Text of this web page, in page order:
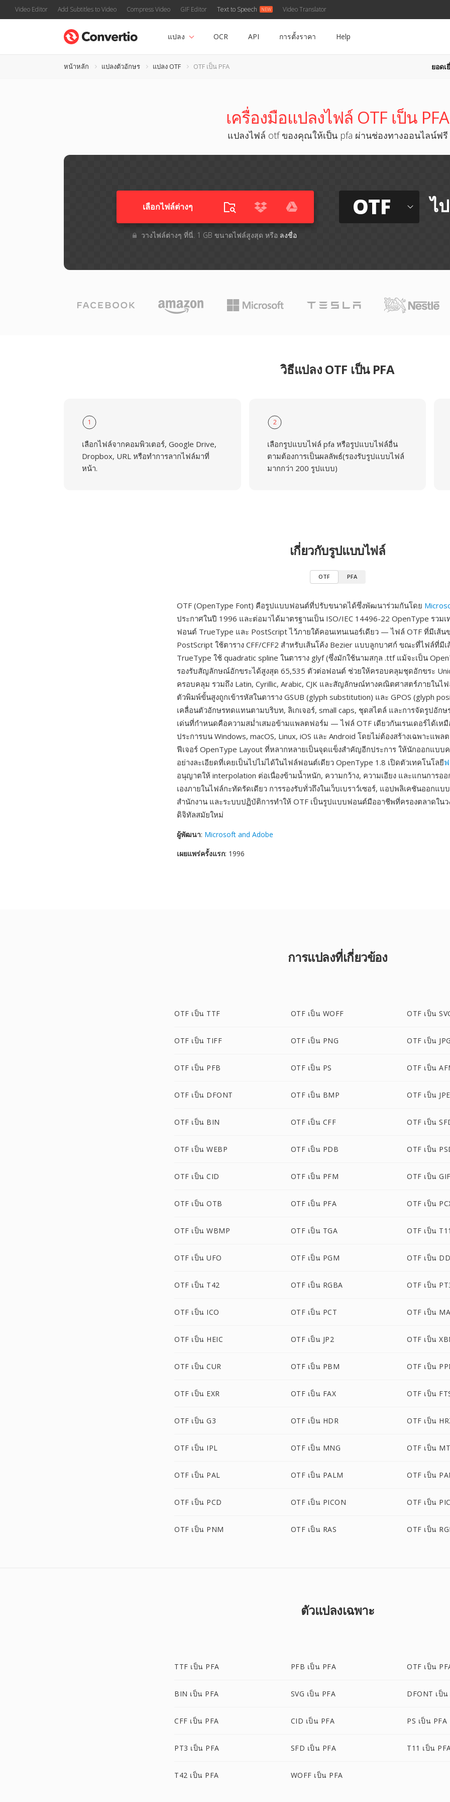
Video Editor Add Subtitles to Video Compress Video GIF Editor Text to Speech Video Translator
แปลง OCR API การตั้งราคา Help
หน้าหลัก แปลงตัวอักษร แปลง OTF OTF เป็น PFA ยอดเ
เครื่องมือแปลงไฟล์ OTF เป็น PFA
แปลงไฟล์ otf ของคุณให้เป็น pfa ผ่านช่องทางออนไลน์ฟรี
เลือกไฟล์ต่างๆ​
วางไฟล์ต่างๆ​ ที่นี่. 1 GB ขนาดไฟล์สูงสุด หรือ ลงชื่อ
OTF ไ
วิธีแปลง OTF เป็น PFA
1
เลือกไฟล์จากคอมพิวเตอร์, Google Drive,
Dropbox, URL หรือทำการลากไฟล์มาที่
หน้า.
2
เลือกรูปแบบไฟล์ pfa หรือรูปแบบไฟล์อื่น
ตามต้องการเป็นผลลัพธ์(รองรับรูปแบบไฟล์
มากกว่า 200 รูปแบบ)
เกี่ยวกับรูปแบบไฟล์
OTF PFA
OTF (OpenType Font) คือรูปแบบฟอนต์ที่ปรับขนาดได้ซึ่งพัฒนาร่วมกันโดย
ประกาศในปี 1996 และต่อมาได้มาตรฐานเป็น ISO/IEC 14496-22 OpenType รวมเ
ฟอนต์ TrueType และ PostScript ไว้ภายใต้คอนเทนเนอร์เดียว — ไฟล์ OTF ที่มีเส้น
PostScript ใช้ตาราง CFF/CFF2 สำหรับเส้นโค้ง Bezier แบบลูกบาศก์ ขณะที่ไฟล์ที่มี
TrueType ใช้ quadratic spline ในตาราง glyf (ซึ่งมักใช้นามสกุล .ttf แม้จะเป็น
รองรับสัญลักษณ์อักขระได้สูงสุด 65,535 ตัวต่อฟอนต์ ช่วยให้ครอบคลุมชุดอักขระ
ครอบคลุม รวมถึง Latin, Cyrillic, Arabic, CJK และสัญลักษณ์ทางคณิตศาสตร์ภายในไฟ
ตัวพิมพ์ขั้นสูงถูกเข้ารหัสในตาราง GSUB (glyph substitution) และ GPOS (glyph
เคลื่อนตัวอักษรทดแทนตามบริบท, ลิเกเจอร์, small caps, ชุดสไตล์ และการจัดรูปอัก
เด่นที่กำหนดคือความสม่ำเสมอข้ามแพลตฟอร์ม — ไฟล์ OTF เดียวกันเรนเดอร์ได้เห
ประการบน Windows, macOS, Linux, iOS และ Android โดยไม่ต้องสร้างเฉพาะแพล
ฟีเจอร์ OpenType Layout ที่หลากหลายเป็นจุดแข็งสำคัญอีกประการ ให้นักออกแบ
อย่างละเอียดที่เคยเป็นไปไม่ได้ในไฟล์ฟอนต์เดียว OpenType 1.8 เปิดตัวเทคโนโลยี
อนุญาตให้ interpolation ต่อเนื่องข้ามน้ำหนัก, ความกว้าง, ความเอียง และแกนการอ
เองภายในไฟล์กะทัดรัดเดียว การรองรับทั่วถึงในเว็บเบราว์เซอร์, แอปพลิเคชันออกแ
สำนักงาน และระบบปฏิบัติการทำให้ OTF เป็นรูปแบบฟอนต์มืออาชีพที่ครองตลาดใน
ดิจิทัลสมัยใหม่
ผู้พัฒนา: Microsoft and Adobe
เผยแพร่ครั้งแรก: 1996
การแปลงที่เกี่ยวข้อง
OTF เป็น TTF OTF เป็น WOFF OTF เป็น
OTF เป็น TIFF OTF เป็น PNG OTF เป็น JPG
OTF เป็น PFB OTF เป็น PS OTF เป็น
OTF เป็น DFONT OTF เป็น BMP OTF เป็น
OTF เป็น BIN OTF เป็น CFF OTF เป็น
OTF เป็น WEBP OTF เป็น PDB OTF เป็น
OTF เป็น CID OTF เป็น PFM OTF เป็น GIF
OTF เป็น OTB OTF เป็น PFA OTF เป็น
OTF เป็น WBMP OTF เป็น TGA OTF เป็น T11
OTF เป็น UFO OTF เป็น PGM OTF เป็น
OTF เป็น T42 OTF เป็น RGBA OTF เป็น
OTF เป็น ICO OTF เป็น PCT OTF เป็น
OTF เป็น HEIC OTF เป็น JP2 OTF เป็น
OTF เป็น CUR OTF เป็น PBM OTF เป็น
OTF เป็น EXR OTF เป็น FAX OTF เป็น
OTF เป็น G3 OTF เป็น HDR OTF เป็น
OTF เป็น IPL OTF เป็น MNG OTF เป็น
OTF เป็น PAL OTF เป็น PALM OTF เป็น
OTF เป็น PCD OTF เป็น PICON OTF เป็น
OTF เป็น PNM OTF เป็น RAS OTF เป็น
ตัวแปลงเฉพาะ
TTF เป็น PFA PFB เป็น PFA OTF เป็น
BIN เป็น PFA SVG เป็น PFA DFONT เป็น
CFF เป็น PFA CID เป็น PFA PS เป็น PFA
PT3 เป็น PFA SFD เป็น PFA T11 เป็น
T42 เป็น PFA WOFF เป็น PFA